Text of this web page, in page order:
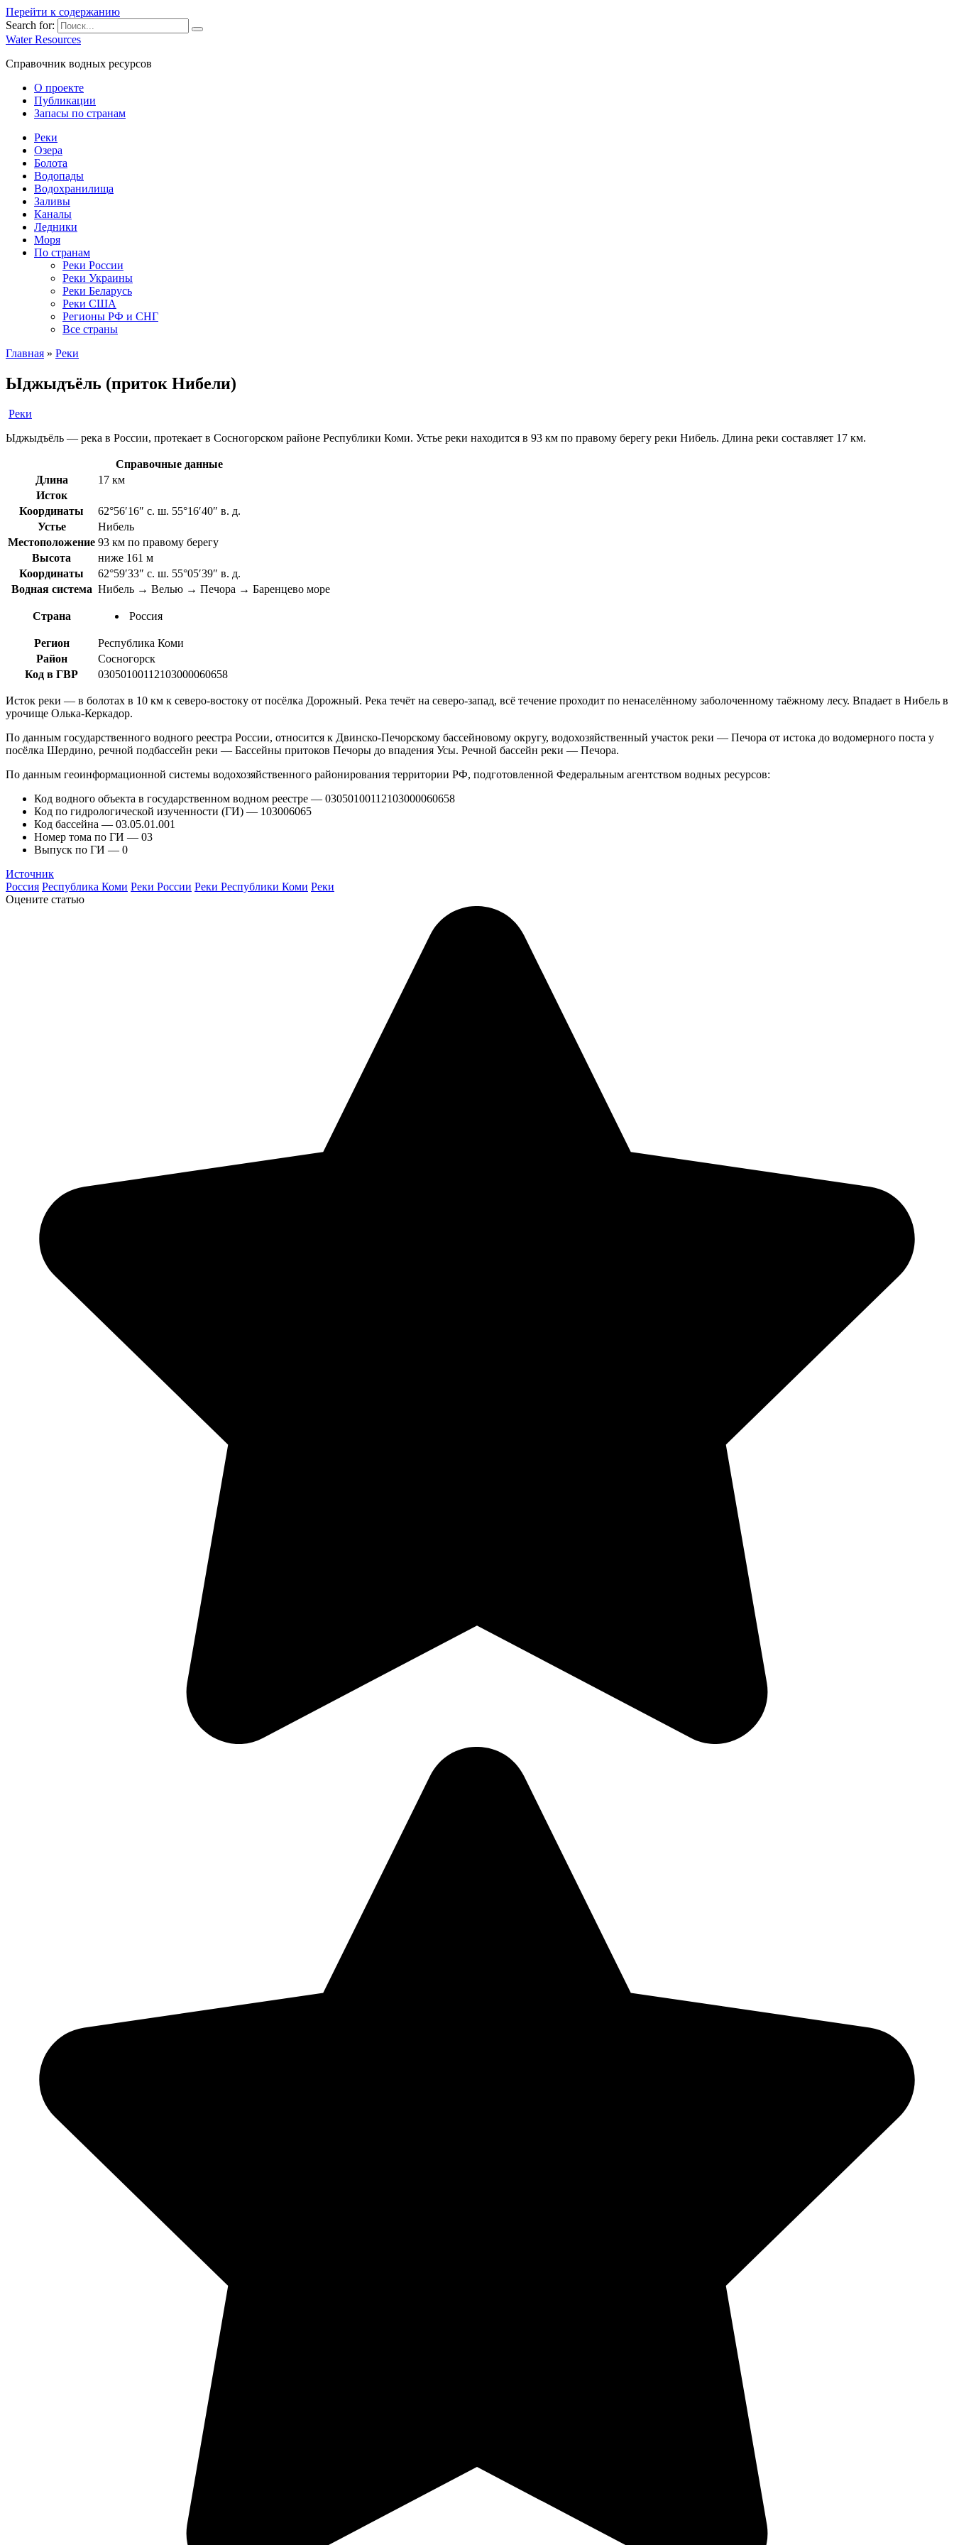
Перейти к содержанию
Search for:
Water Resources
Справочник водных ресурсов
О проекте
Публикации
Запасы по странам
Реки
Озера
Болота
Водопады
Водохранилища
Заливы
Каналы
Ледники
Моря
По странам
Реки России
Реки Украины
Реки Беларусь
Реки США
Регионы РФ и СНГ
Все страны
Главная » Реки
Ыджыдъёль (приток Нибели)
Реки
Ыджыдъёль — река в России, протекает в Сосногорском районе Республики Коми. Устье реки находится в 93 км по правому берегу реки Нибель. Длина реки составляет 17 км.
Справочные данные
Длина
17 км
Исток
Координаты
62°56′16″ с. ш. 55°16′40″ в. д.
Устье
Нибель
Местоположение 93 км по правому берегу
Высота
ниже 161 м
Координаты
62°59′33″ с. ш. 55°05′39″ в. д.
Водная система Нибель → Велью → Печора → Баренцево море
Страна Россия
Регион
Республика Коми
Район
Сосногорск
Код в ГВР
03050100112103000060658
Исток реки — в болотах в 10 км к северо-востоку от посёлка Дорожный. Река течёт на северо-запад, всё течение проходит по ненаселённому заболоченному таёжному лесу. Впадает в Нибель в
урочище Олька-Керкадор.
По данным государственного водного реестра России, относится к Двинско-Печорскому бассейновому округу, водохозяйственный участок реки — Печора от истока до водомерного поста у
посёлка Шердино, речной подбассейн реки — Бассейны притоков Печоры до впадения Усы. Речной бассейн реки — Печора.
По данным геоинформационной системы водохозяйственного районирования территории РФ, подготовленной Федеральным агентством водных ресурсов:
Код водного объекта в государственном водном реестре — 03050100112103000060658
Код по гидрологической изученности (ГИ) — 103006065
Код бассейна — 03.05.01.001
Номер тома по ГИ — 03
Выпуск по ГИ — 0
Источник
Россия Республика Коми Реки России Реки Республики Коми Реки
Оцените статью